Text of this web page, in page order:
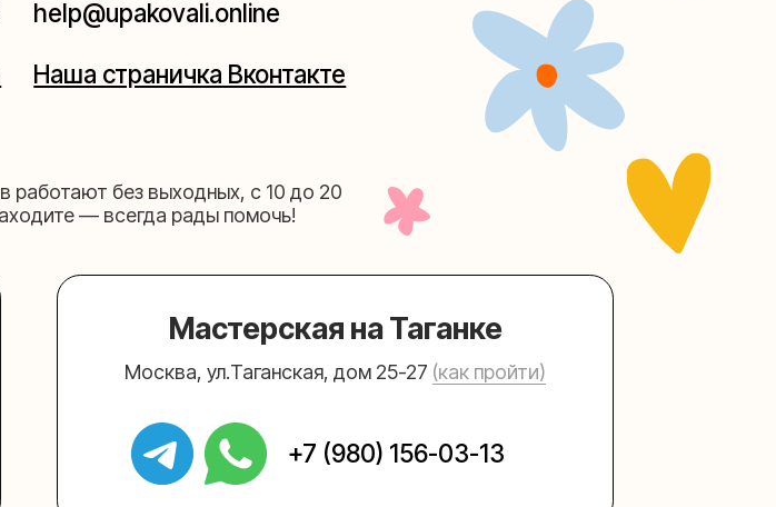
всегда рады помочь!
+7 (980) 156-03-13